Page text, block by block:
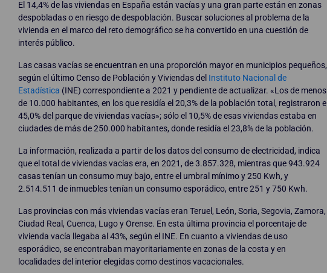
El 14,4% de las viviendas en España están vacías y una gran parte están en zonas
despobladas o en riesgo de despoblación. Buscar soluciones al problema de la
vivienda en el marco del reto demográfico se ha convertido en una cuestión de
interés público.
Las casas vacías se encuentran en una proporción mayor en municipios pequeños,
según el último Censo de Población y Viviendas del Instituto Nacional de
Estadística (INE) correspondiente a 2021 y pendiente de actualizar. «Los de menos
de 10.000 habitantes, en los que residía el 20,3% de la población total, registraron el
45,0% del parque de viviendas vacías»; sólo el 10,5% de esas viviendas estaba en
ciudades de más de 250.000 habitantes, donde residía el 23,8% de la población.
La información, realizada a partir de los datos del consumo de electricidad, indica
que el total de viviendas vacías era, en 2021, de 3.857.328, mientras que 943.924
casas tenían un consumo muy bajo, entre el umbral mínimo y 250 Kwh, y
2.514.511 de inmuebles tenían un consumo esporádico, entre 251 y 750 Kwh.
Las provincias con más viviendas vacías eran Teruel, León, Soria, Segovia, Zamora,
Ciudad Real, Cuenca, Lugo y Orense. En esta última provincia el porcentaje de
vivienda vacía llegaba al 43%, según el INE. En cuanto a viviendas de uso
esporádico, se encontraban mayoritariamente en zonas de la costa y en
localidades del interior elegidas como destinos vacacionales.